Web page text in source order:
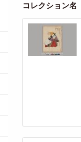
コレクション名